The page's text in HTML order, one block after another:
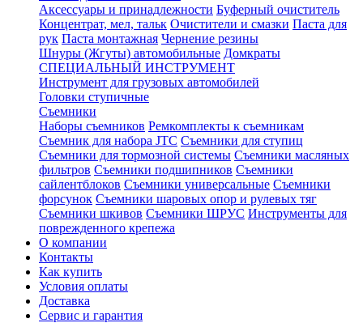
Аксессуары и принадлежности Буферный очиститель
Концентрат, мел, тальк Очистители и смазки Паста для
рук Паста монтажная Чернение резины
Шнуры (Жгуты) автомобильные Домкраты
СПЕЦИАЛЬНЫЙ ИНСТРУМЕНТ
Инструмент для грузовых автомобилей
Головки ступичные
Съемники
Наборы съемников Ремкомплекты к съемникам
Съемник для набора JTC Съемники для ступиц
Съемники для тормозной системы Съемники масляных
фильтров Съемники подшипников Съемники
сайлентблоков Съемники универсальные Съемники
форсунок Съемники шаровых опор и рулевых тяг
Съемники шкивов Съемники ШРУС Инструменты для
поврежденного крепежа
О компании
Контакты
Как купить
Условия оплаты
Доставка
Сервис и гарантия